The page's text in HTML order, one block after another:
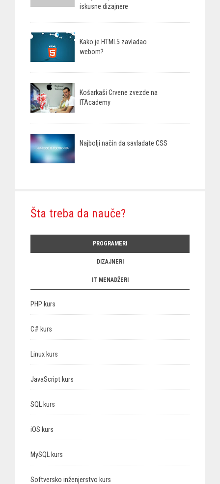
iskusne dizajnere
Kako je HTML5 zavladao
webom?
Košarkaši Crvene zvezde na
ITAcademy
Najbolji način da savladate CSS
Šta treba da nauče?
PROGRAMERI
DIZAJNERI
IT MENADŽERI
PHP kurs
C# kurs
Linux kurs
JavaScript kurs
SQL kurs
iOS kurs
MySQL kurs
Softversko inženjerstvo kurs